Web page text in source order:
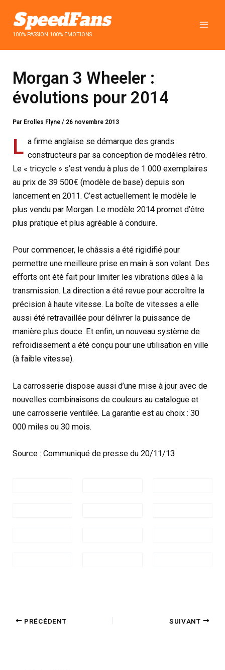
contenu100% PASSION 100% EMOTIONS
Morgan 3 Wheeler :
évolutions pour 2014
Par Erolles Flyne/ 26 novembre 2013
L a firme anglaise se démarque des grands
constructeurs par sa conception de modèles rétro.
Le « tricycle » s’est vendu à plus de 1 000 exemplaires
au prix de 39 500€ (modèle de base) depuis son
lancement en 2011. C’est actuellement le modèle le
plus vendu par Morgan. Le modèle 2014 promet d’être
plus pratique et plus agréable à conduire.
Pour commencer, le châssis a été rigidifié pour
permettre une meilleure prise en main à son volant. Des
efforts ont été fait pour limiter les vibrations dûes à la
transmission. La direction a été revue pour accroître la
précision à haute vitesse. La boîte de vitesses a elle
aussi été retravaillée pour délivrer la puissance de
manière plus douce. Et enfin, un nouveau système de
refroidissement a été conçu pour une utilisation en ville
(à faible vitesse).
La carrosserie dispose aussi d’une mise à jour avec de
nouvelles combinaisons de couleurs au catalogue et
une carrosserie ventilée. La garantie est au choix : 30
000 miles ou 30 mois.
Source : Communiqué de presse du 20/11/13
PRÉCÉDENT SUIVANT